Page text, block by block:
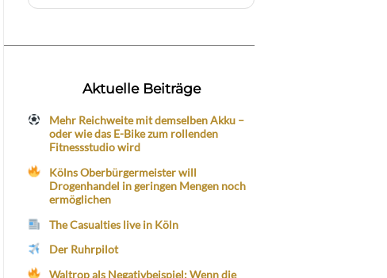
Aktuelle Beiträge
Mehr Reichweite mit demselben Akku –
oder wie das E-Bike zum rollenden
Fitnessstudio wird
Kölns Oberbürgermeister will
Drogenhandel in geringen Mengen noch
ermöglichen
The Casualties live in Köln
Der Ruhrpilot
Waltrop als Negativbeispiel: Wenn die